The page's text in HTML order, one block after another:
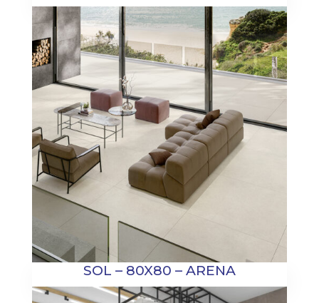
SOL – 80X80 – ARENA